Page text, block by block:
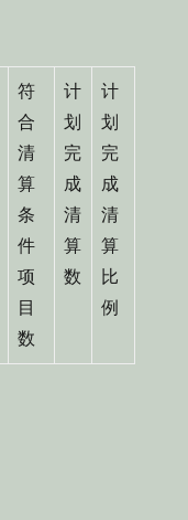
符
合
清
算
条
件
项
目
数
计
划
完
成
清
算
数
计
划
完
成
清
算
比
例